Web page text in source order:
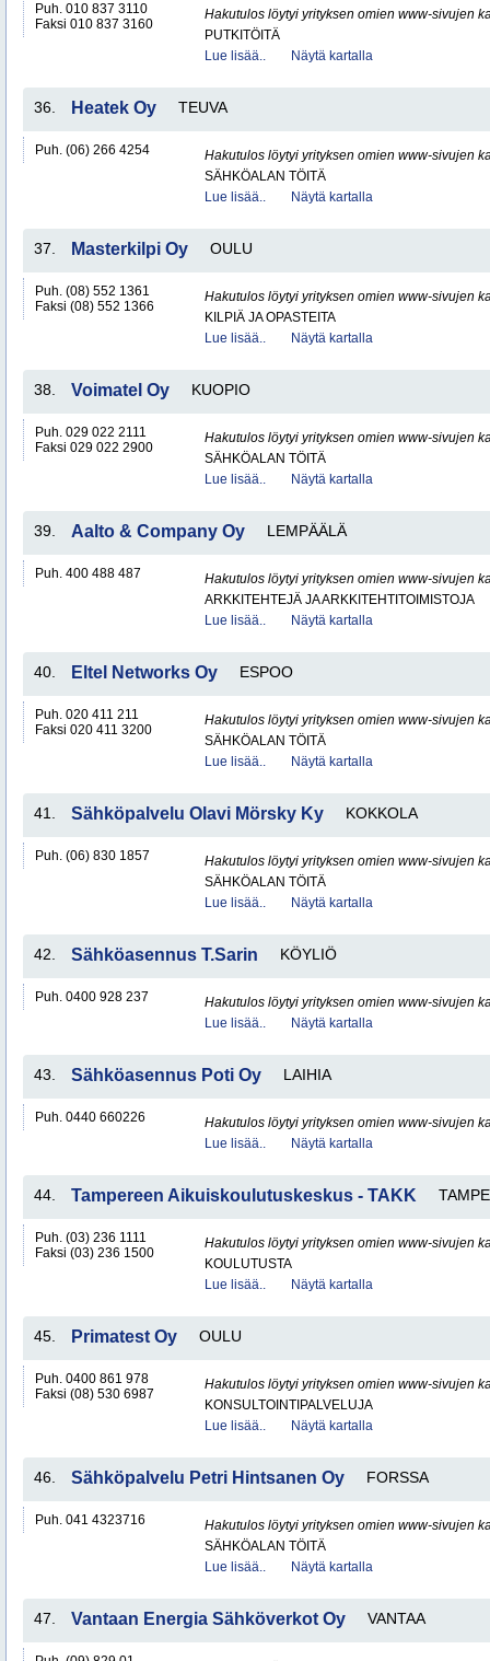
Puh. 010 837 3110
Faksi 010 837 3160
Hakutulos löytyi yrityksen omien www-sivujen
PUTKITÖITÄ
Lue lisää..
Näytä kartalla
36. Heatek Oy TEUVA
Puh. (06) 266 4254
Hakutulos löytyi yrityksen omien www-sivujen
SÄHKÖALAN TÖITÄ
Lue lisää..
Näytä kartalla
37. Masterkilpi Oy OULU
Puh. (08) 552 1361
Faksi (08) 552 1366
Hakutulos löytyi yrityksen omien www-sivujen
KILPIÄ JA OPASTEITA
Lue lisää..
Näytä kartalla
38. Voimatel Oy KUOPIO
Puh. 029 022 2111
Faksi 029 022 2900
Hakutulos löytyi yrityksen omien www-sivujen
SÄHKÖALAN TÖITÄ
Lue lisää..
Näytä kartalla
39. Aalto & Company Oy LEMPÄÄLÄ
Puh. 400 488 487
Hakutulos löytyi yrityksen omien www-sivujen
ARKKITEHTEJÄ JA ARKKITEHTITOIMISTOJA
Lue lisää..
Näytä kartalla
40. Eltel Networks Oy ESPOO
Puh. 020 411 211
Faksi 020 411 3200
Hakutulos löytyi yrityksen omien www-sivujen
SÄHKÖALAN TÖITÄ
Lue lisää..
Näytä kartalla
41. Sähköpalvelu Olavi Mörsky Ky KOKKOLA
Puh. (06) 830 1857
Hakutulos löytyi yrityksen omien www-sivujen
SÄHKÖALAN TÖITÄ
Lue lisää..
Näytä kartalla
42. Sähköasennus T.Sarin KÖYLIÖ
Puh. 0400 928 237
Hakutulos löytyi yrityksen omien www-sivujen
Lue lisää..
Näytä kartalla
43. Sähköasennus Poti Oy LAIHIA
Puh. 0440 660226
Hakutulos löytyi yrityksen omien www-sivujen
Lue lisää..
Näytä kartalla
44. Tampereen Aikuiskoulutuskeskus - TAKK
Puh. (03) 236 1111
Faksi (03) 236 1500
Hakutulos löytyi yrityksen omien www-sivujen
KOULUTUSTA
Lue lisää..
Näytä kartalla
45. Primatest Oy OULU
Puh. 0400 861 978
Faksi (08) 530 6987
Hakutulos löytyi yrityksen omien www-sivujen
KONSULTOINTIPALVELUJA
Lue lisää..
Näytä kartalla
46. Sähköpalvelu Petri Hintsanen Oy FORSSA
Puh. 041 4323716
Hakutulos löytyi yrityksen omien www-sivujen
SÄHKÖALAN TÖITÄ
Lue lisää..
Näytä kartalla
47. Vantaan Energia Sähköverkot Oy VANTAA